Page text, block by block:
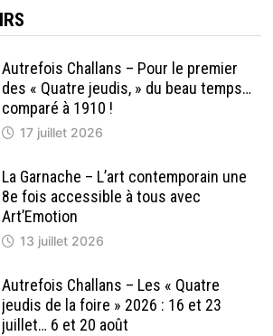
Autrefois Challans – Pour le premier
des « Quatre jeudis, » du beau temps…
comparé à 1910 !
17 juillet 2026
La Garnache – L’art contemporain une
8e fois accessible à tous avec
Art’Emotion
13 juillet 2026
Autrefois Challans – Les « Quatre
jeudis de la foire » 2026 : 16 et 23
juillet… 6 et 20 août